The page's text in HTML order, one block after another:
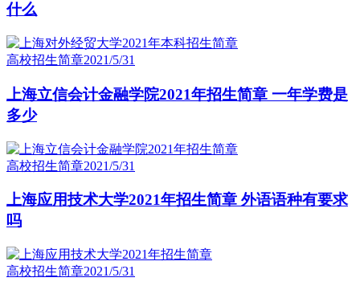
什么
高校招生简章2021/5/31
上海立信会计金融学院2021年招生简章 一年学费是
多少
高校招生简章2021/5/31
上海应用技术大学2021年招生简章 外语语种有要求
吗
高校招生简章2021/5/31